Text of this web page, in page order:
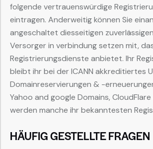
folgende vertrauenswürdige
eintragen. Anderweitig können Sie
angeschaltet diesseitigen
Versorger in verbindung setzen mit,
Registrierungsdienste anbietet. Ihr
bleibt ihr bei der ICANN akkreditiertes
Domainreservierungen & -
Yahoo and google Domains,
werden manche ihr bekanntesten
HÄUFIG GESTELLTE FRAGEN